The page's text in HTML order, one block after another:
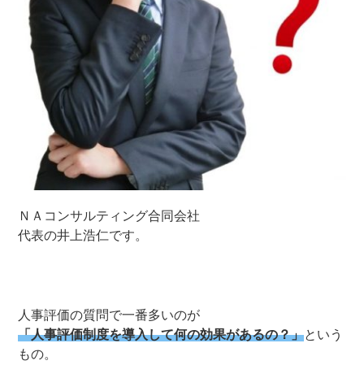
ＮＡコンサルティング合同会社
代表の井上浩仁です。
人事評価の質問で一番多いのが
「人事評価制度を導入して何の効果があるの？」という
もの。